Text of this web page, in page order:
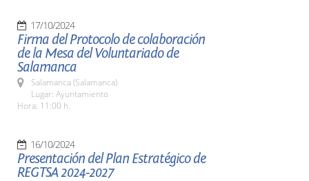
17/10/2024
Firma del Protocolo de colaboración
de la Mesa del Voluntariado de
Salamanca
Salamanca (Salamanca)
Lugar: Ayuntamiento
Hora: 11:00 h.
16/10/2024
Presentación del Plan Estratégico de
REGTSA 2024-2027